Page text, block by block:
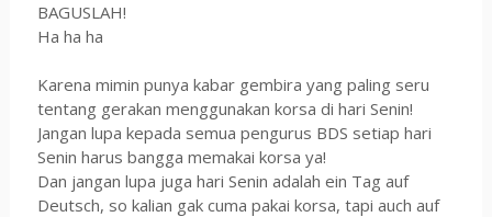
BAGUSLAH!
Ha ha ha
Karena mimin punya kabar gembira yang paling seru
tentang gerakan menggunakan korsa di hari Senin!
Jangan lupa kepada semua pengurus BDS setiap hari
Senin harus bangga memakai korsa ya!
Dan jangan lupa juga hari Senin adalah ein Tag auf
Deutsch, so kalian gak cuma pakai korsa, tapi auch auf